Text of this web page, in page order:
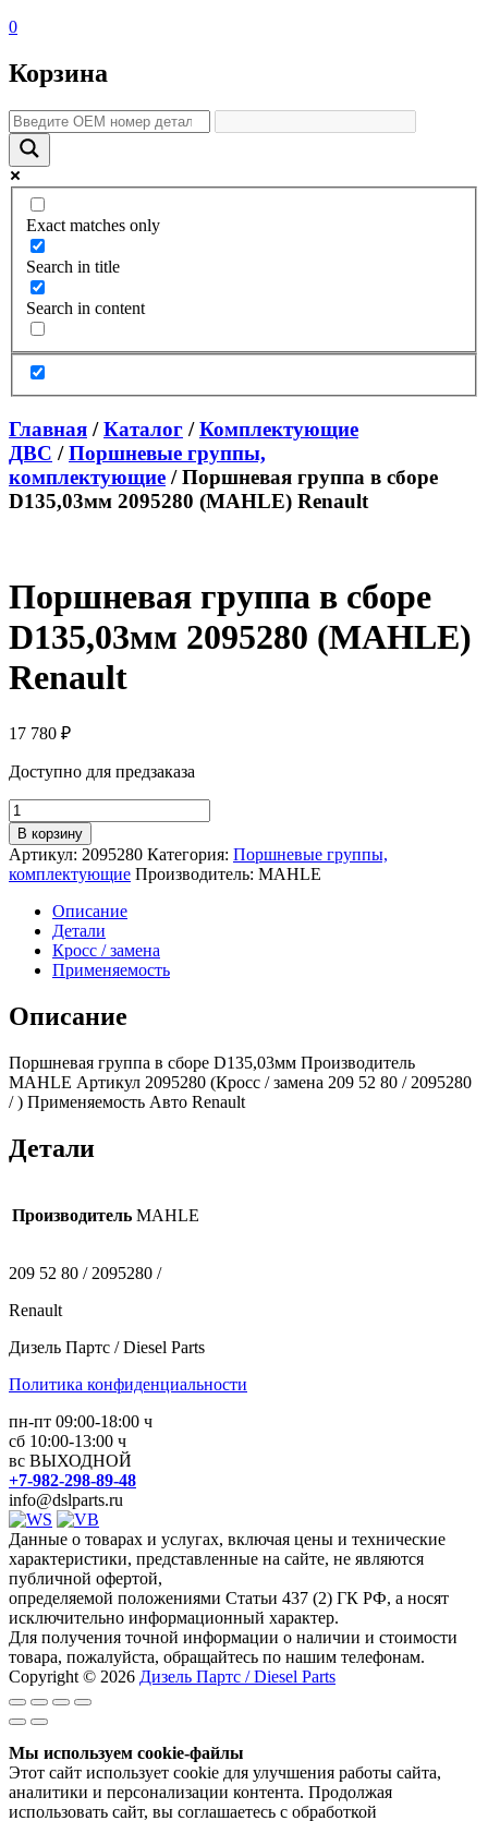
0
Корзина
Exact matches only
Search in title
Search in content
Главная /Каталог /Комплектующие
ДВС /Поршневые группы,
комплектующие / Поршневая группа в сборе
D135,03мм 2095280 (MAHLE) Renault
Поршневая группа в сборе
D135,03мм 2095280 (MAHLE)
Renault
17 780 ₽
Доступно для предзаказа
Количество
товара
Поршневая
группа
в
сборе
D135,03мм
2095280
(MAHLE)
Renault
В корзину
Артикул: 2095280 Категория: Поршневые группы,
комплектующие Производитель: MAHLE
Описание
Детали
Кросс / замена
Применяемость
Описание
Поршневая группа в сборе D135,03мм Производитель
MAHLE Артикул 2095280 (Кросс / замена 209 52 80 / 2095280
/ ) Применяемость Авто Renault
Детали
Производитель MAHLE
209 52 80 / 2095280 /
Renault
Дизель Партс / Diesel Parts
Политика конфиденциальности
пн-пт 09:00-18:00 ч
сб 10:00-13:00 ч
вс ВЫХОДНОЙ
+7-982-298-89-48
info@dslparts.ru
Данные о товарах и услугах, включая цены и технические
характеристики, представленные на сайте, не являются
публичной офертой,
определяемой положениями Статьи 437 (2) ГК РФ, а носят
исключительно информационный характер.
Для получения точной информации о наличии и стоимости
товара, пожалуйста, обращайтесь по нашим телефонам.
Copyright © 2026 Дизель Партс / Diesel Parts
Мы используем cookie-файлы
Этот сайт использует cookie для улучшения работы сайта,
аналитики и персонализации контента. Продолжая
использовать сайт, вы соглашаетесь с обработкой